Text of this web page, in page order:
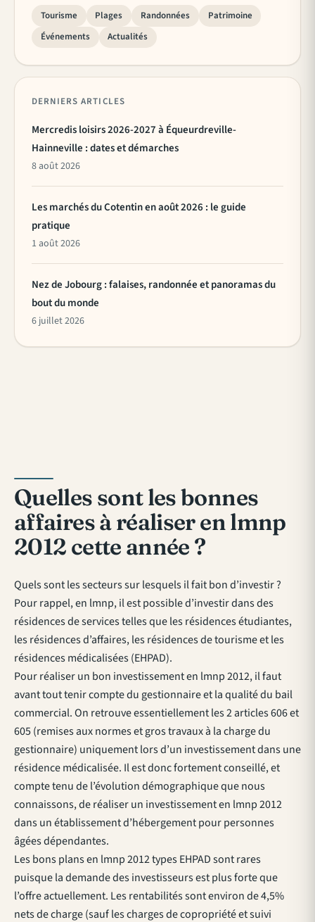
Quelles sont les bonnes
affaires à réaliser en lmnp
2012 cette année ?
Quels sont les secteurs sur lesquels il fait bon d’investir ?
Pour rappel, en lmnp, il est possible d’investir dans des
résidences de services telles que les résidences étudiantes,
les résidences d’affaires, les résidences de tourisme et les
résidences médicalisées (EHPAD).
Pour réaliser un bon investissement en lmnp 2012, il faut
avant tout tenir compte du gestionnaire et la qualité du bail
commercial. On retrouve essentiellement les 2 articles 606 et
605 (remises aux normes et gros travaux à la charge du
gestionnaire) uniquement lors d’un investissement dans une
résidence médicalisée. Il est donc fortement conseillé, et
compte tenu de l’évolution démographique que nous
connaissons, de réaliser un investissement en lmnp 2012
dans un établissement d’hébergement pour personnes
âgées dépendantes.
Les bons plans en lmnp 2012 types EHPAD sont rares
puisque la demande des investisseurs est plus forte que
l’offre actuellement. Les rentabilités sont environ de 4,5%
nets de charge (sauf les charges de copropriété et suivi
Tourisme Plages Randonnées
Patrimoine
Événements
Actualités
DERNIERS ARTICLES
Mercredis loisirs 2026-2027 à Équeurdreville-
Hainneville : dates et démarches
8 août 2026
Les marchés du Cotentin en août 2026 : le guide
pratique
1 août 2026
Nez de Jobourg : falaises, randonnée et panoramas du
bout du monde
6 juillet 2026